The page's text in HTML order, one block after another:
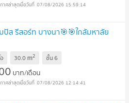
07/08/2026 15:59:14
ส รีสอร์ท บางนา🎯🎯ใกล้มหาลัย
30.0 m2 ชั้น6
บาท/เดือน
07/08/2026 12:14:41